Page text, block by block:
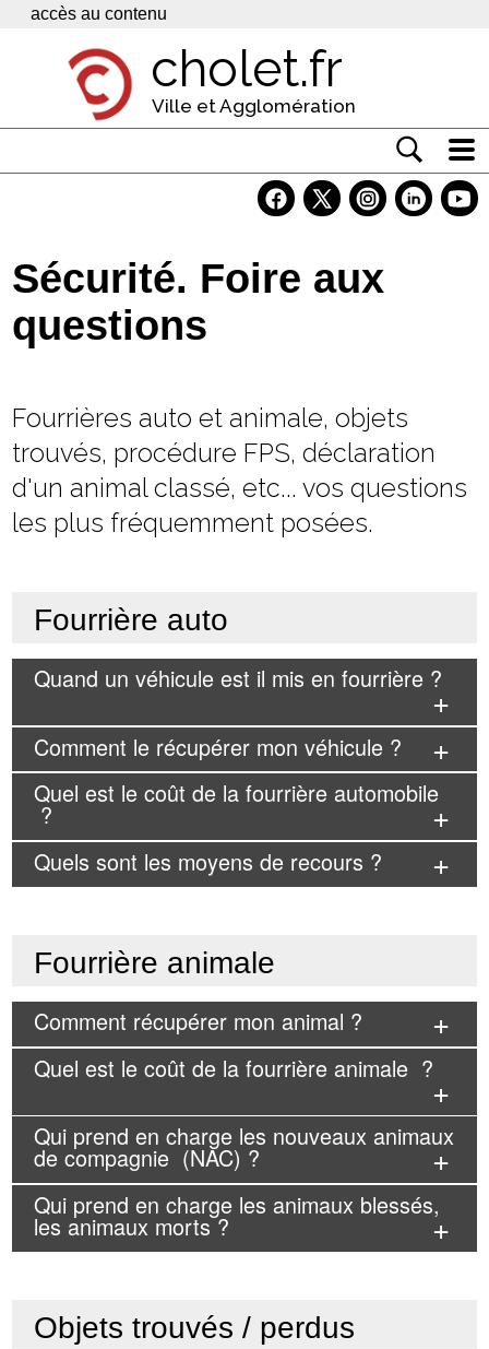
Panneau de gestion des cookies
accès au contenu
cholet.fr
Ville et Agglomération
Economie
Services
Sécurité. Foire aux
questions
Fourrières auto et animale, objets
trouvés, procédure FPS, déclaration
d'un animal classé, etc... vos questions
les plus fréquemment posées.
Fourrière auto
Quand un véhicule est il mis en fourrière ?
Comment le récupérer mon véhicule ?
Quel est le coût de la fourrière automobile
?
Quels sont les moyens de recours ?
Fourrière animale
Comment récupérer mon animal ?
Quel est le coût de la fourrière animale ?
Qui prend en charge les nouveaux animaux
de compagnie (NAC) ?
Qui prend en charge les animaux blessés,
les animaux morts ?
Objets trouvés / perdus